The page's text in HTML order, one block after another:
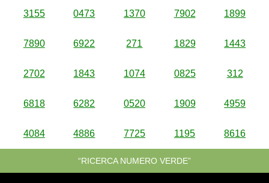
3155 0473 1370 7902 1899
7890 6922 271 1829 1443
2702 1843 1074 0825 312
6818 6282 0520 1909 4959
4084 4886 7725 1195 8616
“RICERCA NUMERO VERDE”